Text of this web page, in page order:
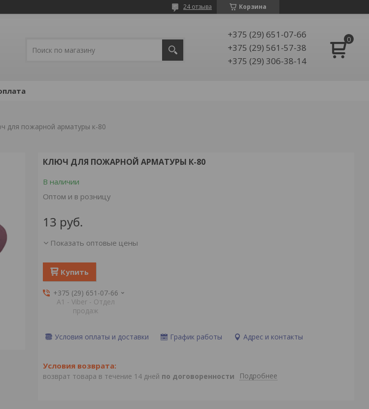
Корзина
24 отзыва
+375 (29) 651-07-66
+375 (29) 561-57-38
+375 (29) 306-38-14
для пожарной арматуры к-80
КЛЮЧ ДЛЯ ПОЖАРНОЙ АРМАТУРЫ К-80
В наличии
Оптом и в розницу
13 руб.
Показать оптовые цены
Купить
+375 (29) 651-07-66
А1 - Viber - Отдел
продаж
Условия оплаты и доставки График работы Адрес и контакты
возврат товара в течение 14 дней по договоренности Подробнее